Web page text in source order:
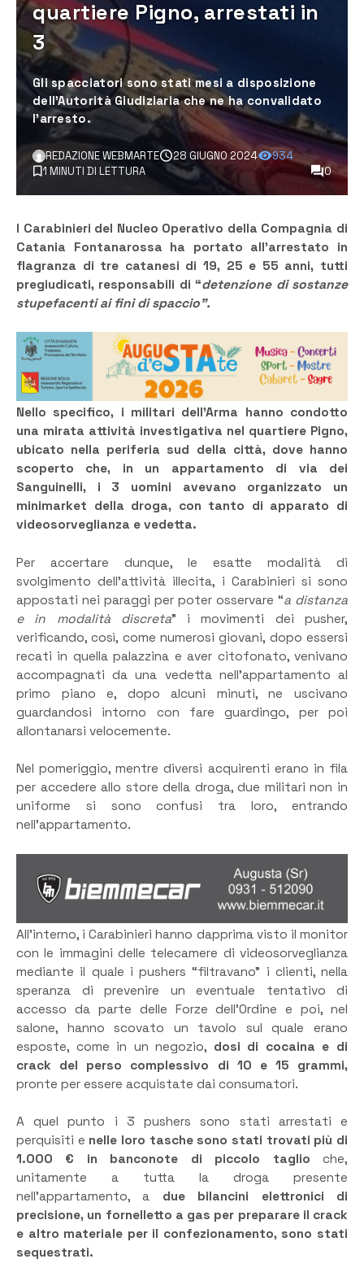
quartiere Pigno, arrestati in
3
Gli spacciatori sono stati mesi a disposizione
dell’Autorità Giudiziaria che ne ha convalidato
l’arresto.
REDAZIONE WEBMARTE 28 GIUGNO 2024
934
1 MINUTI DI LETTURA
0
I Carabinieri del Nucleo Operativo della Compagnia di
Catania Fontanarossa ha portato all’arrestato in
flagranza di tre catanesi di 19, 25 e 55 anni, tutti
pregiudicati, responsabili di “detenzione di sostanze
stupefacenti ai fini di spaccio”.
Nello specifico, i militari dell’Arma hanno condotto
una mirata attività investigativa nel quartiere Pigno,
ubicato nella periferia sud della città, dove hanno
scoperto che, in un appartamento di via dei
Sanguinelli, i 3 uomini avevano organizzato un
minimarket della droga, con tanto di apparato di
videosorveglianza e vedetta.
Per accertare dunque, le esatte modalità di
svolgimento dell’attività illecita, i Carabinieri si sono
appostati nei paraggi per poter osservare “a distanza
e in modalità discreta” i movimenti dei pusher,
verificando, così, come numerosi giovani, dopo essersi
recati in quella palazzina e aver citofonato, venivano
accompagnati da una vedetta nell’appartamento al
primo piano e, dopo alcuni minuti, ne uscivano
guardandosi intorno con fare guardingo, per poi
allontanarsi velocemente.
Nel pomeriggio, mentre diversi acquirenti erano in fila
per accedere allo store della droga, due militari non in
uniforme si sono confusi tra loro, entrando
nell’appartamento.
All’interno, i Carabinieri hanno dapprima visto il monitor
con le immagini delle telecamere di videosorveglianza
mediante il quale i pushers “filtravano” i clienti, nella
speranza di prevenire un eventuale tentativo di
accesso da parte delle Forze dell’Ordine e poi, nel
salone, hanno scovato un tavolo sul quale erano
esposte, come in un negozio, dosi di cocaina e di
crack del perso complessivo di 10 e 15 grammi,
pronte per essere acquistate dai consumatori.
A quel punto i 3 pushers sono stati arrestati e
perquisiti e nelle loro tasche sono stati trovati più di
1.000 € in banconote di piccolo taglio che,
unitamente a tutta la droga presente
nell’appartamento, a due bilancini elettronici di
precisione, un fornelletto a gas per preparare il crack
e altro materiale per il confezionamento, sono stati
sequestrati.